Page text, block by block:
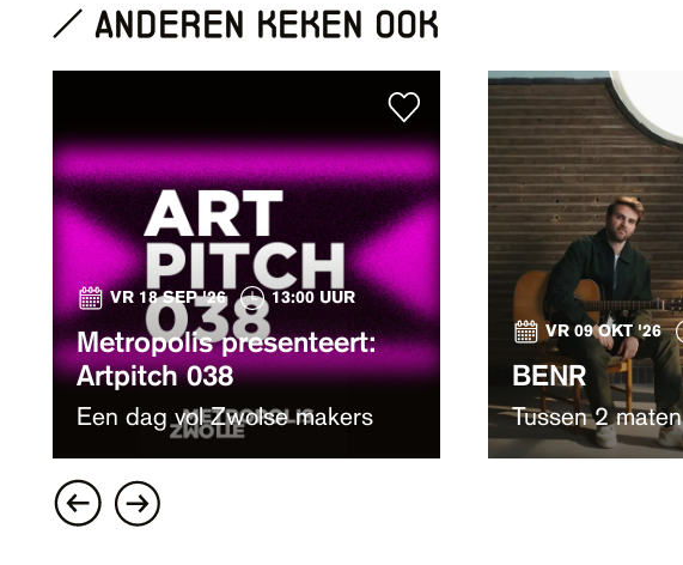
anderen keken ook
VR 18 SEP '26 13:00 UUR
Metropolis presenteert:
Artpitch 038
Een dag vol Zwolse makers
VR 09 OKT '26
BENR
Tussen 2 maten